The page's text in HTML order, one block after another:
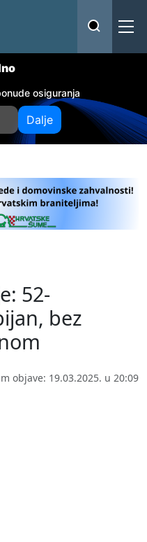
osiguranja
Dalje
52-
bez
objave: 19.03.2025. u 20:09